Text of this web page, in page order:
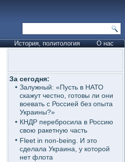
История, политология О нас
За сегодня:
Залужный: «Пусть в НАТО
скажут честно, готовы ли они
воевать с Россией без опыта
Украины?»
КНДР перебросила в Россию
свою ракетную часть
Fleet in non-being. И это
сделала Украина, у которой
нет флота